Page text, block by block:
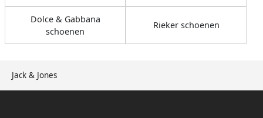
Jack & Jones
Dolce & Gabbana
schoenen
Rieker schoenen